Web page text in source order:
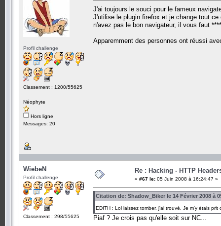
Profil challenge
Classement : 1200/55625
Néophyte
Hors ligne
Messages: 20
J'ai toujours le souci pour le fameux
J'utilise le plugin firefox et je change tout
n'avez pas le bon navigateur, il vous faut
Apparemment des personnes ont réussi
WiebeN
Profil challenge
Classement : 298/55625
Re : Hacking - HTTP
« #67 le: 05 Juin 2008 à 16:24:47 »
Citation de: Shadow_Biker le 14 Février 2008 à
EDITH : Lol laissez tomber, j'ai trouvé. Je m'y étais
Piaf ? Je crois pas qu'elle soit sur NC...